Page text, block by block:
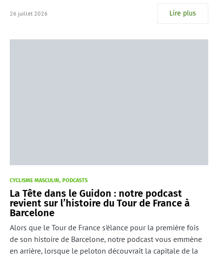
26 juillet 2026 Lire plus
CYCLISME MASCULIN PODCASTS
La Tête dans le Guidon : notre podcast
revient sur l’histoire du Tour de France à
Barcelone
Alors que le Tour de France s'élance pour la première fois
de son histoire de Barcelone, notre podcast vous emmène
en arrière, lorsque le peloton découvrait la capitale de la